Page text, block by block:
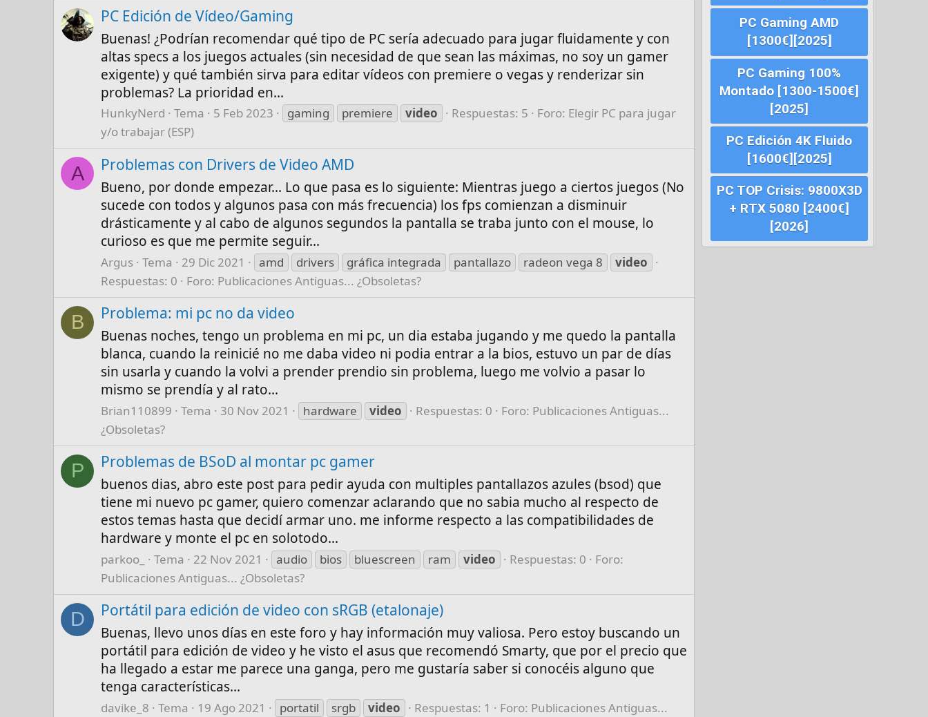
PC Edición de Vídeo/Gaming
Buenas! ¿Podrían recomendar qué tipo de PC sería adecuado para jugar fluidamente y con
altas specs a los juegos actuales (sin necesidad de que sean las máximas, no soy un gamer
exigente) y qué también sirva para editar vídeos con premiere o vegas y renderizar sin
problemas? La prioridad en...
HunkyNerd Tema 5 Feb 2023 gaming premiere video Respuestas: 5 Foro: Elegir PC para jugar
y/o trabajar (ESP)
A Problemas con Drivers de Video AMD
Bueno, por donde empezar... Lo que pasa es lo siguiente: Mientras juego a ciertos juegos (No
sucede con todos y algunos pasa con más frecuencia) los fps comienzan a disminuir
drásticamente y al cabo de algunos segundos la pantalla se traba junto con el mouse, lo
curioso es que me permite seguir...
Argus Tema 29 Dic 2021 amd drivers gráfica integrada pantallazo radeon vega 8
video
Respuestas: 0
Foro: Publicaciones Antiguas... ¿Obsoletas?
B Problema: mi pc no da video
Buenas noches, tengo un problema en mi pc, un dia estaba jugando y me quedo la pantalla
blanca, cuando la reinicié no me daba video ni podia entrar a la bios, estuvo un par de días
sin usarla y cuando la volvi a prender prendio sin problema, luego me volvio a pasar lo
mismo se prendía y al rato...
Brian110899 Tema 30 Nov 2021 hardware video Respuestas: 0 Foro: Publicaciones Antiguas...
¿Obsoletas?
P Problemas de BSoD al montar pc gamer
buenos dias, abro este post para pedir ayuda con multiples pantallazos azules (bsod) que
tiene mi nuevo pc gamer, quiero comenzar aclarando que no sabia mucho al respecto de
estos temas hasta que decidí armar uno. me informe respecto a las compatibilidades de
hardware y monte el pc en solotodo...
parkoo_ Tema 22 Nov 2021 audio bios bluescreen ram video Respuestas: 0
Foro:
Publicaciones Antiguas... ¿Obsoletas?
D Portátil para edición de video con sRGB (etalonaje)
Buenas, llevo unos días en este foro y hay información muy valiosa. Pero estoy buscando un
portátil para edición de video y he visto el asus que recomendó Smarty, que por el precio que
ha llegado a estar me parece una ganga, pero me gustaría saber si conocéis alguno que
tenga características...
davike_8 Tema 19 Ago 2021 portatil srgb video Respuestas: 1 Foro: Publicaciones Antiguas...
PC Gaming AMD
[1300€][2025]
PC Gaming 100%
Montado [1300-1500€]
[2025]
PC Edición 4K Fluido
[1600€][2025]
PC TOP Crisis: 9800X3D
+ RTX 5080 [2400€]
[2026]